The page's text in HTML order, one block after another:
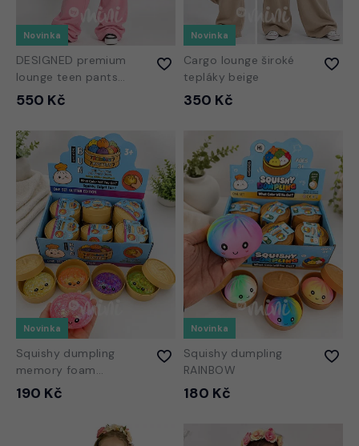
Novinka
DESIGNED premium
lounge teen pants
PINK
550 Kč
Novinka
Cargo lounge široké
tepláky beige
350 Kč
Novinka
Squishy dumpling
memory foam
GLITTER
190 Kč
Novinka
Squishy dumpling
RAINBOW
180 Kč